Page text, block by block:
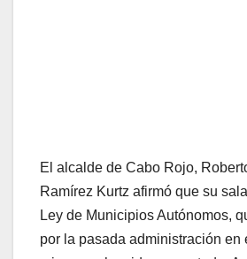
El alcalde de Cabo Rojo,
Ramírez Kurtz afirmó que su
Ley de Municipios Autónomos,
por la pasada administración en